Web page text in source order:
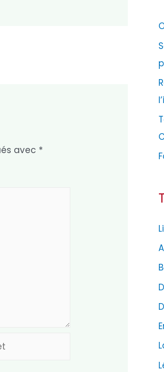
avec *
o
r
i
e
s